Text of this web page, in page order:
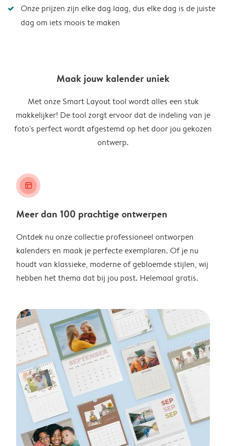
Onze prijzen zijn elke dag laag, dus elke dag is de juiste
dag om iets moois te maken
Maak jouw kalender uniek
Met onze Smart Layout tool wordt alles een stuk
makkelijker! De tool zorgt ervoor dat de indeling van je
foto's perfect wordt afgestemd op het door jou gekozen
ontwerp.
layout_alt
Meer dan 100 prachtige ontwerpen
Ontdek nu onze collectie professioneel ontworpen
kalenders en maak je perfecte exemplaren. Of je nu
houdt van klassieke, moderne of gebloemde stijlen, wij
hebben het thema dat bij jou past. Helemaal gratis.